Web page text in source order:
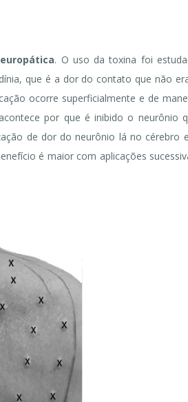
. O uso da toxina foi
que é a dor do contato que não
ocorre superficialmente e de
por que é inibido o neurônio
de dor do neurônio lá no cérebro
é maior com aplicações